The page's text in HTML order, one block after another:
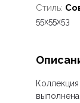
Стиль:
55x55x53
выполнена